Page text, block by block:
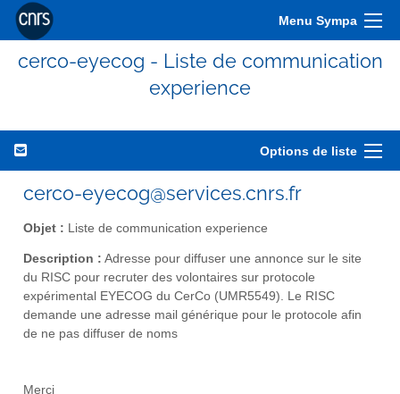
Menu Sympa
cerco-eyecog - Liste de communication
experience
Options de liste
cerco-eyecog@services.cnrs.fr
Objet : Liste de communication experience
Description : Adresse pour diffuser une annonce sur le site
du RISC pour recruter des volontaires sur protocole
expérimental EYECOG du CerCo (UMR5549). Le RISC
demande une adresse mail générique pour le protocole afin
de ne pas diffuser de noms
Merci